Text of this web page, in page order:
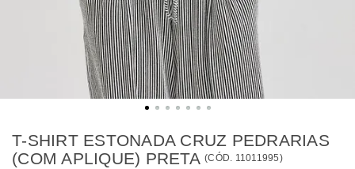
T-SHIRT ESTONADA CRUZ PEDRARIAS
(COM APLIQUE) PRETA (CÓD. 11011995)